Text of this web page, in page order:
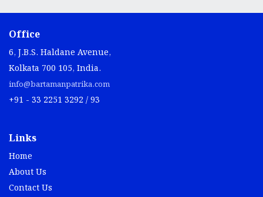
Office
6, J.B.S. Haldane Avenue,
Kolkata 700 105, India.
info@bartamanpatrika.com
+91 - 33 2251 3292 / 93
Links
Home
About Us
Contact Us